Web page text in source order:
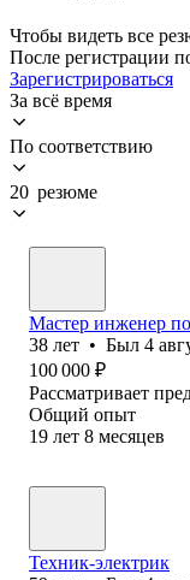
Чтобы видеть все
После регистрации
Зарегистрироваться
За всё время
По соответствию
20 резюме
Мастер инженер
38 лет • Был 4
100 000 ₽
Рассматривает
Общий опыт
19 лет 8 месяцев
Техник-электрик